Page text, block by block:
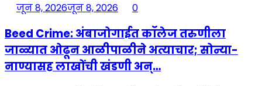
जून 8, 2026जून 8, 2026 0
Beed Crime: अंबाजोगाईत कॉलेज तरुणीला
जाळ्यात ओढून आळीपाळीने अत्याचार; सोन्या-
नाण्यासह लाखोंची खंडणी अन्…